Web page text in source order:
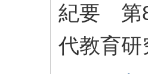
紀要 第
代教育